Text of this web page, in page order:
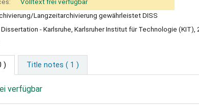
Langzeitarchivierung gewährleistet DISS
Dissertation - Karlsruhe, Karlsruher Institut für Technologie (KIT),
) Title notes ( 1 )
verfügbar